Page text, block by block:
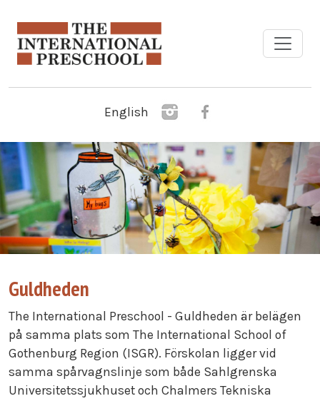
English
Guldheden
The International Preschool - Guldheden är belägen
på samma plats som The International School of
Gothenburg Region (ISGR). Förskolan ligger vid
samma spårvagnslinje som både Sahlgrenska
Universitetssjukhuset och Chalmers Tekniska